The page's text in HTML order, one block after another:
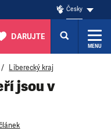
Česky
DARUJTE
MENU
Liberecký kraj
jsou v